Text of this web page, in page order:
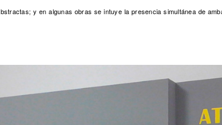
y en algunas obras se intuye la presencia simultánea de